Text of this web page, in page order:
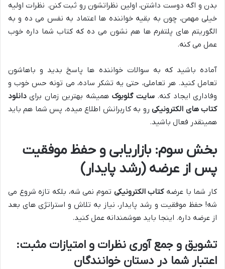
بدن و اگه دوست داشتن، اولین نظراتشون رو ثبت کنن. نظرات اولیه
خیلی مهمن، چون به بقیه خواننده ها اعتماد به نفس می ده و به
الگوریتم های پلتفرم ها هم نشون می ده که کتاب شما داره خوب
عمل می کنه.
آماده باشید که به سوالات خواننده ها پاسخ بدید و باهاشون
تعامل کنید. هر تعاملی، حتی یه تشکر ساده، می تونه حس خوب و
وفاداری ایجاد کنه.سایت گلوبوک همیشه بهترین زمان برای دانلود
کتاب های الکترونیکیرو به کاربرانش اطلاع میده، پس شما هم باید
همینقدر فعال باشید.
بخش سوم: بازاریابی و حفظ موفقیت
پس از عرضه (رشد پایدار)
کار شما با عرضهکتاب الکترونیکی تموم نمی شه، بلکه تازه شروع می
شه! حفظ موفقیت و رشد پایدار، نیاز به تلاش و استراتژی های بعد
از عرضه داره. اینجا باید هوشمندانه عمل کنید.
تشویق و جمع آوری نظرات و امتیازات مثبت:
اعتبار شما در دستان خوانندگان